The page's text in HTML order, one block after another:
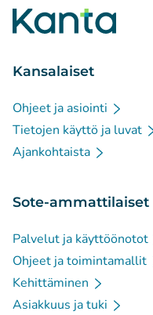
Kansalaiset
Ohjeet ja asiointi
Tietojen käyttö ja luvat
Ajankohtaista
Sote-ammattilaiset
Palvelut ja käyttöönotot
Ohjeet ja toimintamallit
Kehittäminen
Asiakkuus ja tuki